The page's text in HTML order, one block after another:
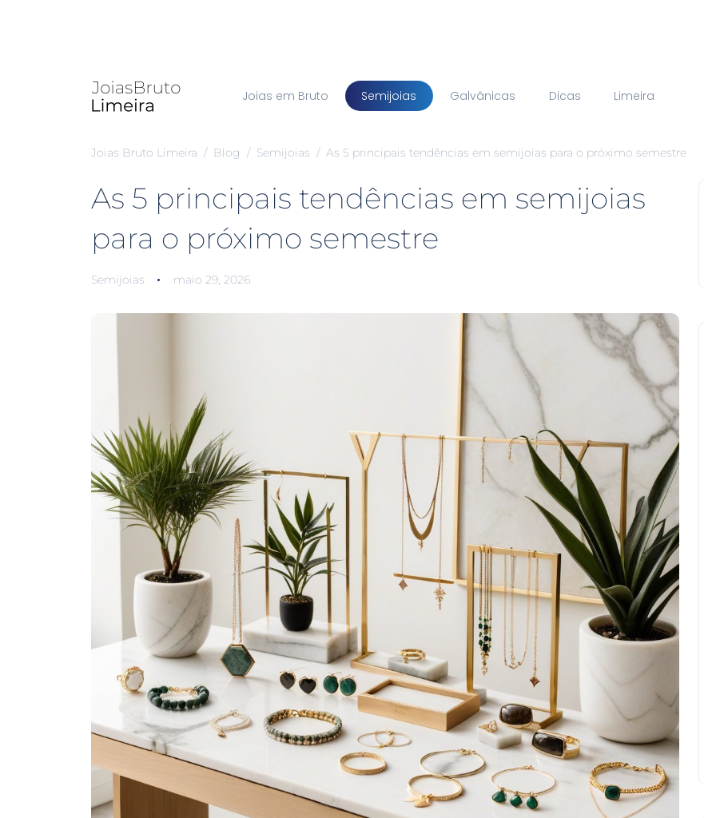
Joias em Bruto Semijoias Galvânicas Dicas Limeira
Joias Bruto Limeira Blog Semijoias As 5 principais tendências em semijoias para o próximo semestre
As 5 principais tendências em semijoias
para o próximo semestre
Semijoias maio 29, 2026